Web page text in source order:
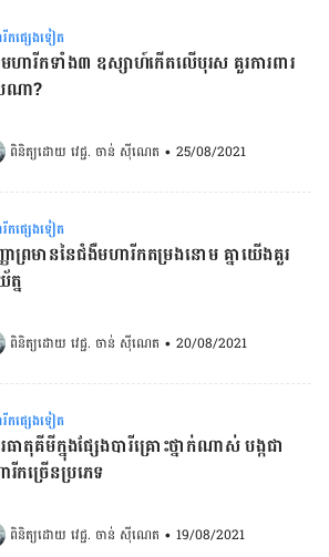
កផ្សេងទៀត
ហារីក​ទាំង​៣ ឧស្សាហ៍​កើត​លើ​បុរស គួរ​ការពារ​
ណា​?​​​​​​​​​​​​​​​​​​​​​​​​​​​​​​​​​​​​​​​​​​​​
ពិនិត្យដោយ វេជ្ជ. ចាន់ ស៊ីណេត • 25/08/2021
កផ្សេងទៀត
ា​ព្រមាន​នៃ​ជំងឺ​មហារីក​តម្រង​នោម​ គ្នា​យើង​គួរ​
ន​​​​​​​​​​​​​​​​​​​​​​​​​​​​​​​​​​​​​​​​​​
ពិនិត្យដោយ វេជ្ជ. ចាន់ ស៊ីណេត • 20/08/2021
កផ្សេងទៀត
ធាតុគីមីក្នុងផ្សែងបារីគ្រោះថ្នាក់ណាស់ បង្កជា
កច្រើនប្រភេទ
ពិនិត្យដោយ វេជ្ជ. ចាន់ ស៊ីណេត • 19/08/2021